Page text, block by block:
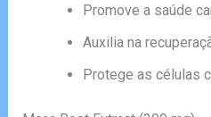
Promove a saúde
Auxilia na
Protege as células